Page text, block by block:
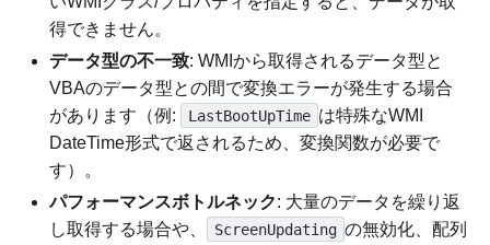
得できません。
データ型の不一致: WMIから取得されるデータ型と
VBAのデータ型との間で変換エラーが発生する場合
があります（例:
LastBootUpTime は特殊なWMI
DateTime形式で返されるため、変換関数が必要で
す）。
パフォーマンスボトルネック: 大量のデータを繰り返
し取得する場合や、
ScreenUpdating の無効化、配列